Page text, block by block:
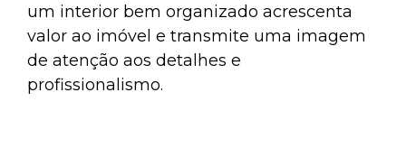
um interior bem organizado acrescenta
valor ao imóvel e transmite uma imagem
de atenção aos detalhes e
profissionalismo.